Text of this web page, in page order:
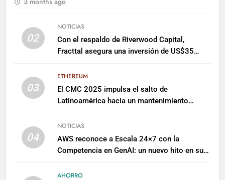
02
NOTICIAS
Con el respaldo de Riverwood Capital,
Fracttal asegura una inversión de US$35
03
ETHEREUM
El CMC 2025 impulsa el salto de
Latinoamérica hacia un mantenimiento
04
NOTICIAS
AWS reconoce a Escala 24×7 con la
Competencia en GenAI: un nuevo hito en su
AHORRO